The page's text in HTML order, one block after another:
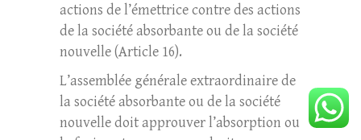
actions de l’émettrice contre des actions
de la société absorbante ou de la société
nouvelle (Article 16).
L’assemblée générale extraordinaire de
la société absorbante ou de la société
nouvelle doit approuver l’absorption ou